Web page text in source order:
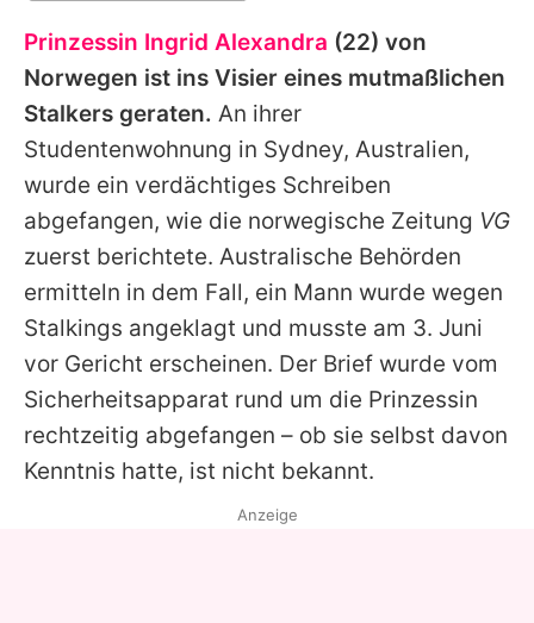
Alle Themen auf Promiflash
Jobs
App runterladen
Team
Redaktionelle Richtlinien
Impressum
Datenschutzerklärung
Nutzungsbedingungen
Utiq verwalten
Prinzessin Ingrid Alexandra (22) von
Norwegen ist ins Visier eines mutmaßlichen
Stalkers geraten. An ihrer
Studentenwohnung in Sydney, Australien,
wurde ein verdächtiges Schreiben
abgefangen, wie die norwegische Zeitung VG
zuerst berichtete. Australische Behörden
ermitteln in dem Fall, ein Mann wurde wegen
Stalkings angeklagt und musste am 3. Juni
vor Gericht erscheinen. Der Brief wurde vom
Sicherheitsapparat rund um die Prinzessin
rechtzeitig abgefangen – ob sie selbst davon
Kenntnis hatte, ist nicht bekannt.
Anzeige